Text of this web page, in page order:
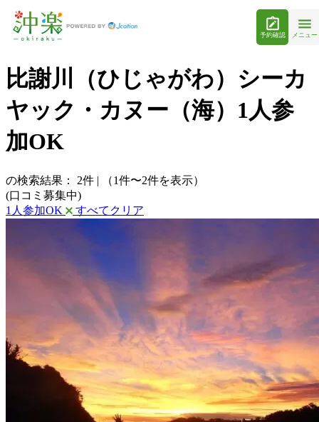
予約確認 メニュー
比謝川（ひじゃがわ）シーカ
ヤック・カヌー（海）1人参
加OK
の検索結果： 2件 |
（1件〜2件を表示）
(口コミ募集中)
1人参加OK
すべてクリア